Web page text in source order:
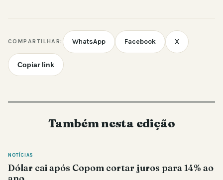
COMPARTILHAR: WhatsApp Facebook X
Copiar link
Também nesta edição
NOTÍCIAS
Dólar cai após Copom cortar juros para 14% ao